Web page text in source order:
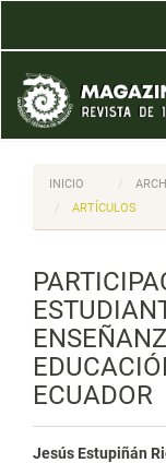
Contenido
principal
Barra
lateral
INICIO
ARTÍCULOS
ECUADOR
Jesús Estupiñán